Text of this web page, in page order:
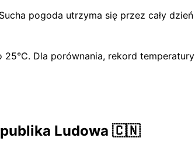
pogoda utrzyma się przez cały dzień
Dla porównania, rekord temperatury
Ludowa 🇨🇳